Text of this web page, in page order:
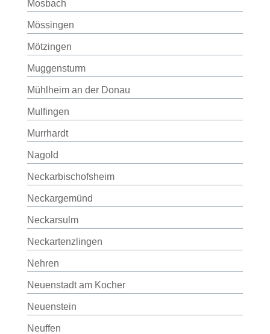
Mosbach
Mössingen
Mötzingen
Muggensturm
Mühlheim an der Donau
Mulfingen
Murrhardt
Nagold
Neckarbischofsheim
Neckargemünd
Neckarsulm
Neckartenzlingen
Nehren
Neuenstadt am Kocher
Neuenstein
Neuffen